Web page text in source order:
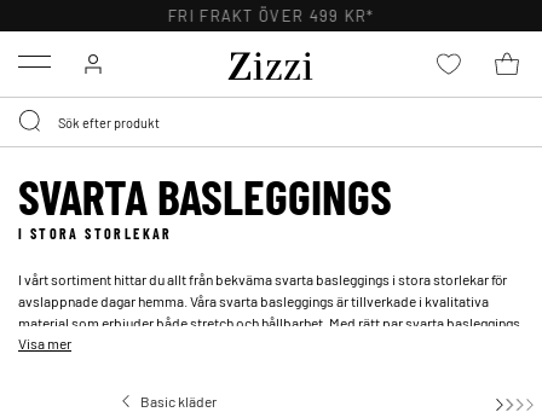
FRI FRAKT ÖVER 499 KR*
Menu
SVARTA BASLEGGINGS
I STORA STORLEKAR
I vårt sortiment hittar du allt från bekväma svarta basleggings i stora storlekar för
avslappnade dagar hemma. Våra svarta basleggings är tillverkade i kvalitativa
material som erbjuder både stretch och hållbarhet. Med rätt par svarta basleggings
i plus size kan du enkelt skapa en mängd olika outfits som tar dig från dag till kväll
Visa mer
Basic kläder